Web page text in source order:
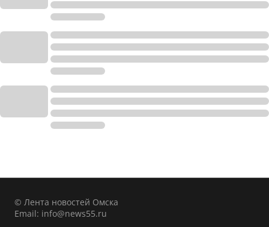
© Лента новостей Омска
Email: info@news55.ru